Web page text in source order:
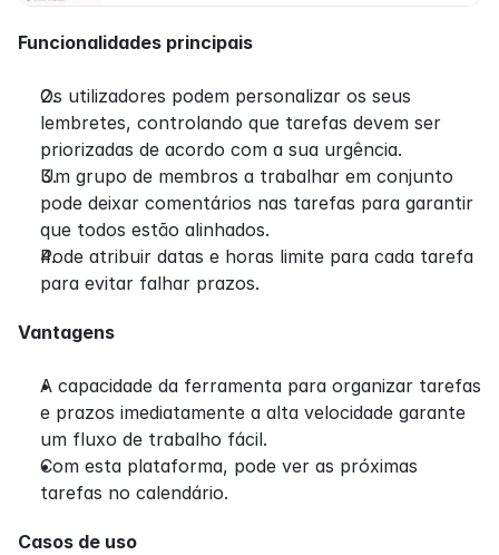
Funcionalidades principais
Os utilizadores podem personalizar os seus
lembretes, controlando que tarefas devem ser
priorizadas de acordo com a sua urgência.
Um grupo de membros a trabalhar em conjunto
pode deixar comentários nas tarefas para garantir
que todos estão alinhados.
Pode atribuir datas e horas limite para cada tarefa
para evitar falhar prazos.
Vantagens
A capacidade da ferramenta para organizar tarefas
e prazos imediatamente a alta velocidade garante
um fluxo de trabalho fácil.
Com esta plataforma, pode ver as próximas
tarefas no calendário.
Casos de uso